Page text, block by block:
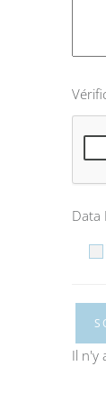
Data
Il n'y